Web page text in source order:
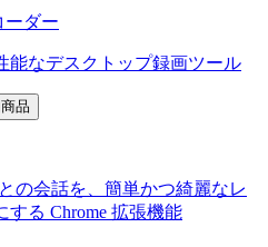
ーダー
能なデスクトップ録画ツール
品
の会話を、簡単かつ綺麗なレ
る Chrome 拡張機能